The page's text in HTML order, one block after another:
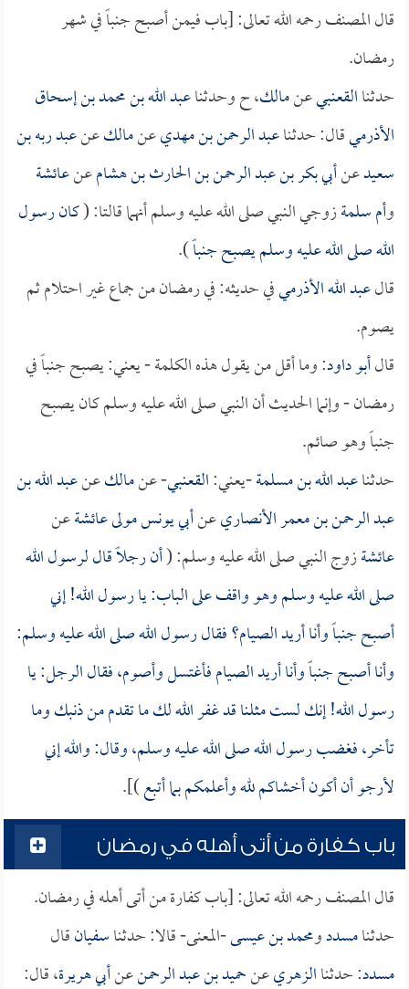
قال المصنف رحمه الله تعالى: [باب فيمن أصبح جنباً في شهر
رمضان.
حدثناالقعنبيعنمالك، ح وحدثناعبد الله بن محمد بن إسحاق
الأذرميقال: حدثناعبد الرحمن بن مهديعنمالكعنعبد ربه بن
سعيدعنأبي بكر بن عبد الرحمن بن الحارث بن هشامعنعائشة
وأم سلمةزوجي النبي صلى الله عليه وسلم أنهما قالتا: (كان رسول
الله صلى الله عليه وسلم يصبح جنباً).
قالعبد الله الأذرميفي حديثه: في رمضان من جماع غير احتلام ثم
يصوم.
قالأبو داود: وما أقل من يقول هذه الكلمة - يعني: يصبح جنباً في
رمضان - وإنما الحديث أن النبي صلى الله عليه وسلم كان يصبح
جنباً وهو صائم.
حدثناعبد الله بن مسلمة-يعني:القعنبي- عنمالكعنعبد الله بن
عبد الرحمن بن معمر الأنصاريعنأبي يونس مولى عائشةعن
عائشةزوج النبي صلى الله عليه وسلم: (أن رجلاً قال لرسول الله
صلى الله عليه وسلم وهو واقف على الباب: يا رسول الله! إني
أصبح جنباً وأنا أريد الصيام؟ فقال رسول الله صلى الله عليه وسلم:
وأنا أصبح جنباً وأنا أريد الصيام فأغتسل وأصوم، فقال الرجل: يا
رسول الله! إنك لست مثلنا قد غفر الله لك ما تقدم من ذنبك وما
تأخر، فغضب رسول الله صلى الله عليه وسلم، وقال: والله إني
لأرجو أن أكون أخشاكم لله وأعلمكم بما أتبع)].
باب كفارة من أتى أهله في رمضان
قال المصنف رحمه الله تعالى: [باب كفارة من أتى أهله في رمضان.
حدثنامسددومحمد بن عيسى-المعنى- قالا: حدثناسفيانقال
مسدد: حدثناالزهريعنحميد بن عبد الرحمنعنأبي هريرة، قال: